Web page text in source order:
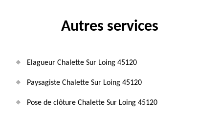
Autres services
Elagueur Chalette Sur Loing 45120
Paysagiste Chalette Sur Loing 45120
Pose de clôture Chalette Sur Loing 45120